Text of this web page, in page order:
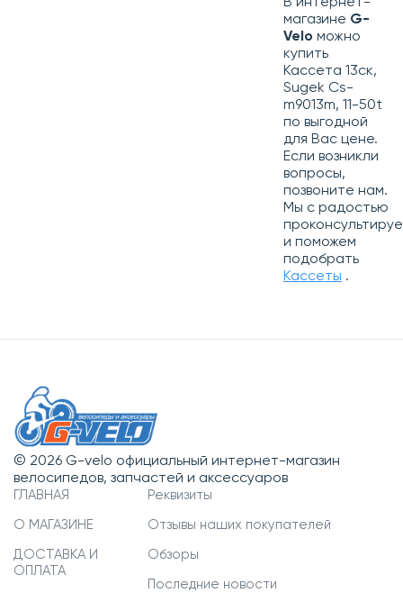
магазине G-
Velo можно
купить
Кассета 13ск,
Sugek Cs-
m9013m, 11-50t
по выгодной
для Вас цене.
Если возникли
вопросы,
позвоните нам.
Мы с радостью
и поможем
подобрать
Кассеты .
© 2026 G-velo официальный интернет-магазин
велосипедов, запчастей и аксессуаров
ГЛАВНАЯ
О МАГАЗИНЕ
ДОСТАВКА И
ОПЛАТА
Реквизиты
Отзывы наших покупателей
Обзоры
Последние новости